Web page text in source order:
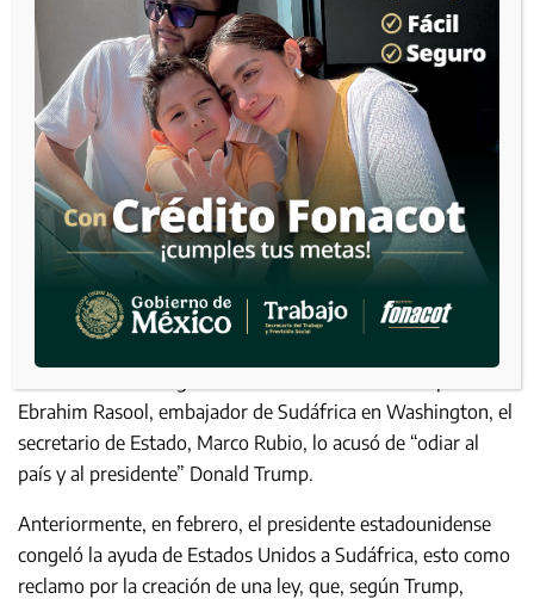
por MEXICO COMUNICA 2025-03-15
Ebrahim Rasool, embajador de Sudáfrica en Washington, el
secretario de Estado, Marco Rubio, lo acusó de “odiar al
país y al presidente” Donald Trump.
Anteriormente, en febrero, el presidente estadounidense
congeló la ayuda de Estados Unidos a Sudáfrica, esto como
reclamo por la creación de una ley, que, según Trump,